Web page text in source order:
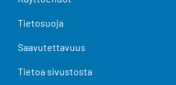
Tietosuoja
Saavutettavuus
Tietoa sivustosta